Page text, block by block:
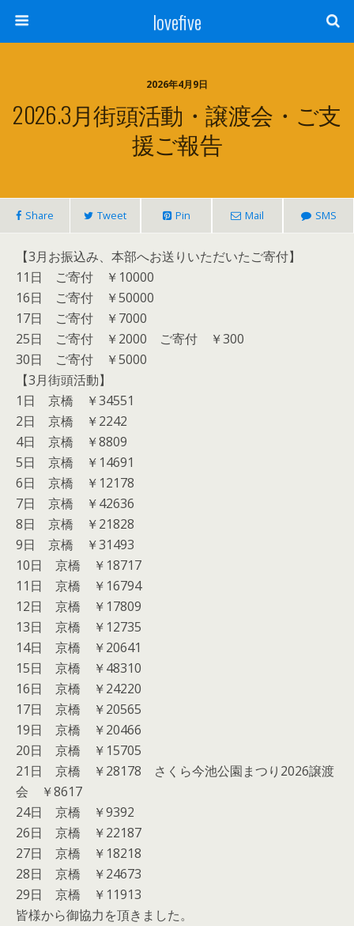
lovefive
2026年4月9日
2026.3月街頭活動・譲渡会・ご支
援ご報告
Share Tweet Pin Mail SMS
【3月お振込み、本部へお送りいただいたご寄付】
11日 ご寄付 ￥10000
16日 ご寄付 ￥50000
17日 ご寄付 ￥7000
25日 ご寄付 ￥2000 ご寄付 ￥300
30日 ご寄付 ￥5000
【3月街頭活動】
1日 京橋 ￥34551
2日 京橋 ￥2242
4日 京橋 ￥8809
5日 京橋 ￥14691
6日 京橋 ￥12178
7日 京橋 ￥42636
8日 京橋 ￥21828
9日 京橋 ￥31493
10日 京橋 ￥18717
11日 京橋 ￥16794
12日 京橋 ￥17809
13日 京橋 ￥12735
14日 京橋 ￥20641
15日 京橋 ￥48310
16日 京橋 ￥24220
17日 京橋 ￥20565
19日 京橋 ￥20466
20日 京橋 ￥15705
21日 京橋 ￥28178 さくら今池公園まつり2026譲渡
会 ￥8617
24日 京橋 ￥9392
26日 京橋 ￥22187
27日 京橋 ￥18218
28日 京橋 ￥24673
29日 京橋 ￥11913
皆様から御協力を頂きました。